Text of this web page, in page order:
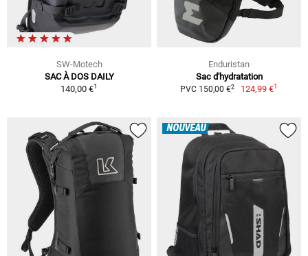
SW-Motech
SAC À DOS DAILY
140,00 €1
Enduristan
Sac d'hydratation
PVC 150,00 €2 124,99 €1
NOUVEAU